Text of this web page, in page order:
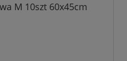
M 10szt 60x45cm